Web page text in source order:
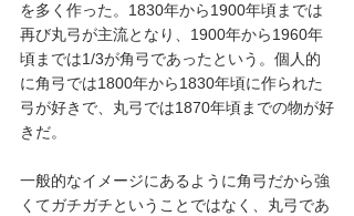
を多く作った。1830年から1900年頃までは
再び丸弓が主流となり、1900年から1960年
頃までは1/3が角弓であったという。個人的
に角弓では1800年から1830年頃に作られた
弓が好きで、丸弓では1870年頃までの物が好
きだ。
一般的なイメージにあるように角弓だから強
くてガチガチということではなく、丸弓であ